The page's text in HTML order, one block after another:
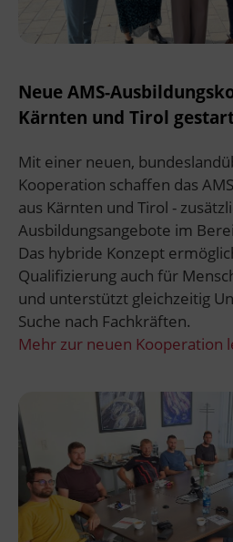
Neue AMS-
Kärnten und Tirol
Mit einer neuen,
Kooperation schaffen das
aus Kärnten und Tirol -
Ausbildungsangebote im
Das hybride Konzept
Qualifizierung auch für
und unterstützt gleichzeitig
Suche nach Fachkräften.
Mehr zur neuen Kooperation